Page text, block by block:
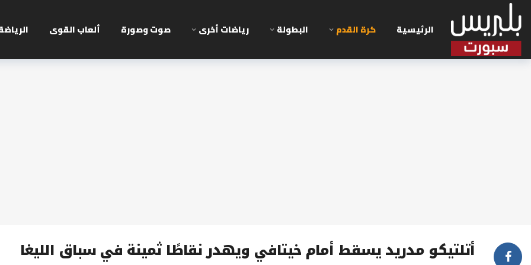
الرئيسية كرة القدم البطولة رياضات أخرى صوت وصورة ألعاب القوى
أتلتيكو مدريد يسقط أمام خيتافي ويهدر نقاطًا ثمينة في سباق الليغا